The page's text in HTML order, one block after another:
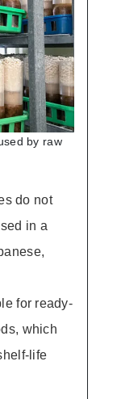
by raw
do not
in a
for ready-
which
life